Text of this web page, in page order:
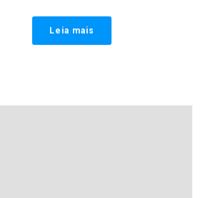
Leia mais